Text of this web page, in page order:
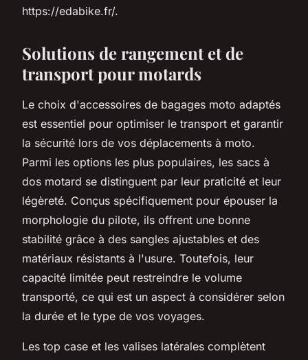
https://edabike.fr/.
Solutions de rangement et de
transport pour motards
Le choix d'accessoires de bagages moto adaptés
est essentiel pour optimiser le transport et garantir
la sécurité lors de vos déplacements à moto.
Parmi les options les plus populaires, les sacs à
dos motard se distinguent par leur praticité et leur
légèreté. Conçus spécifiquement pour épouser la
morphologie du pilote, ils offrent une bonne
stabilité grâce à des sangles ajustables et des
matériaux résistants à l'usure. Toutefois, leur
capacité limitée peut restreindre le volume
transporté, ce qui est un aspect à considérer selon
la durée et le type de vos voyages.
Les top case et les valises latérales complètent